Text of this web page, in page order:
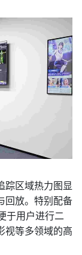
踪区域热力图显
回放。特别配备
于用户进行二
视等多领域的高